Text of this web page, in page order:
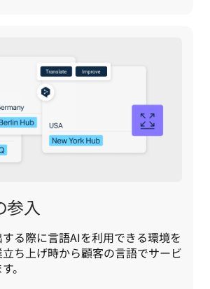
参入
る際に言語AIを利用できる環境を
ち上げ時から顧客の言語でサービ
。